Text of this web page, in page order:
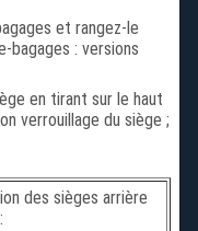
et rangez-le
bagages : versions
en tirant sur le haut
verrouillage du siège ;
des sièges arrière